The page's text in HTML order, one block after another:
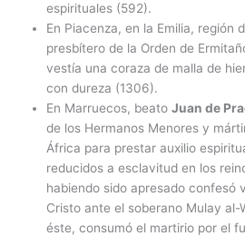
espirituales (592).
En Piacenza, en la Emilia, región
presbítero de la Orden de
vestía una coraza de malla de
con dureza (1306).
En Marruecos, beatoJuan de
de los Hermanos Menores y
África para prestar auxilio
reducidos a esclavitud en los
habiendo sido apresado confesó
Cristo ante el soberano Mulay al-
éste, consumó el martirio por el